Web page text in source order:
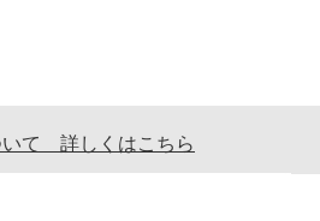
て 詳しくはこちら